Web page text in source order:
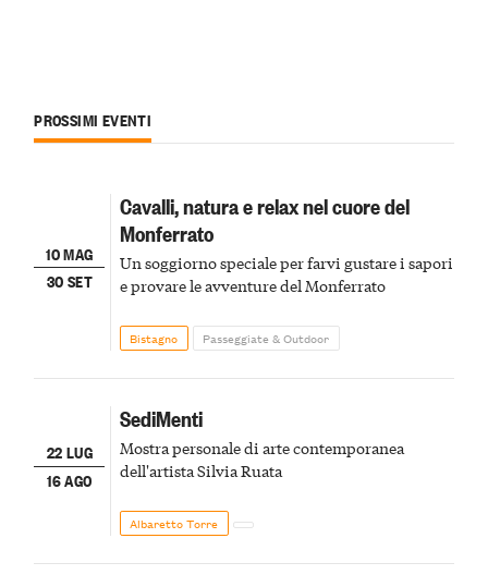
PROSSIMI EVENTI
10 MAG
30 SET
Cavalli, natura e relax nel cuore del
Monferrato
Un soggiorno speciale per farvi gustare i sapori
e provare le avventure del Monferrato
Bistagno Passeggiate & Outdoor
22 LUG
16 AGO
SediMenti
Mostra personale di arte contemporanea
dell'artista Silvia Ruata
Albaretto Torre